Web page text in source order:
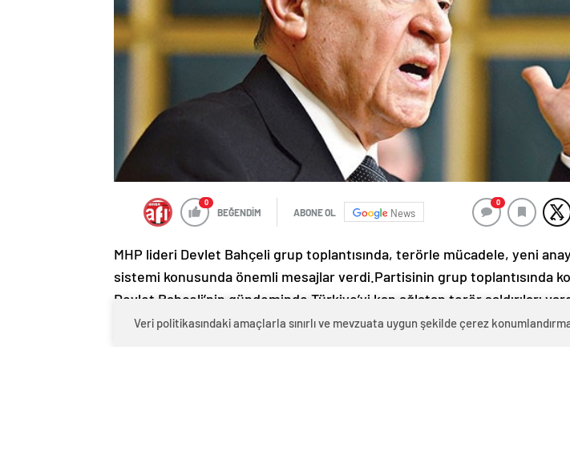
0
BEĞENDİM ABONE OL News
0
MHP lideri Devlet Bahçeli grup toplantısında, terörle mücadele, yeni
sistemi konusunda önemli mesajlar verdi.Partisinin grup toplantısında
Devlet Bahçeli’nin gündeminde Türkiye’yi kan ağlatan terör saldırıları
Ortadoğu’da görülen saldırıların artık Türkiye’ye taşındığına dikkat
Veri politikasındaki amaçlarla sınırlı ve mevzuata uygun şekilde çerez